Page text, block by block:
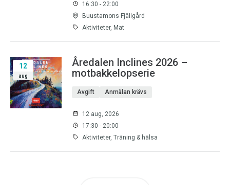
16:30 - 22:00
Buustamons Fjällgård
Aktiviteter, Mat
12
aug
Åredalen Inclines 2026 –
motbakkelopserie
Avgift Anmälan krävs
12 aug, 2026
17:30 - 20:00
Aktiviteter, Träning & hälsa